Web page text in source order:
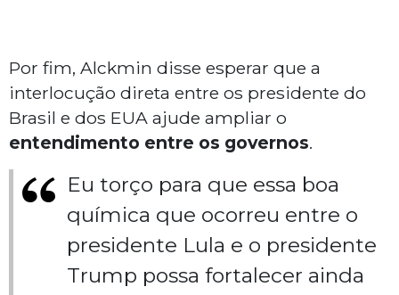
Por fim, Alckmin disse esperar que a
interlocução direta entre os presidente do
Brasil e dos EUA ajude ampliar o
entendimento entre os governos.
Eu torço para que essa boa
química que ocorreu entre o
presidente Lula e o presidente
Trump possa fortalecer ainda